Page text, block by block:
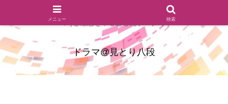
ドラマのシーンとセリフを切り取ったあらすじレビュー(復習ネタ
バレ)と感想を中心としたブログです
ドラマ@見とり八段
メニュー 検索